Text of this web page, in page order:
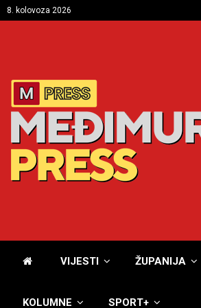
8. kolovoza 2026
VIJESTI ŽUPANIJA
KOLUMNE SPORT+